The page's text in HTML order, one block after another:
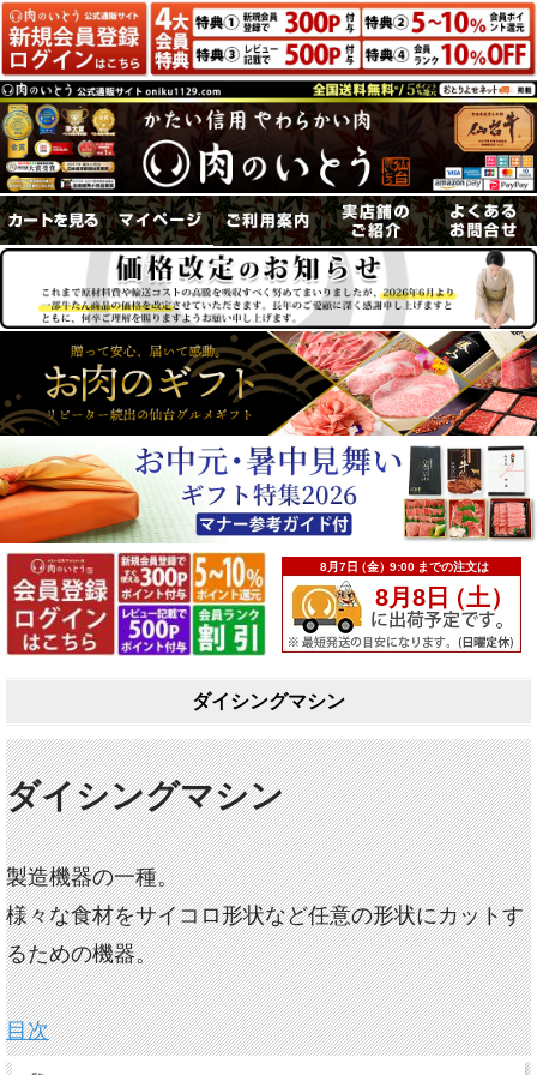
ダイシングマシン
ダイシングマシン
製造機器の一種。
様々な食材をサイコロ形状など任意の形状にカットす
るための機器。
目次